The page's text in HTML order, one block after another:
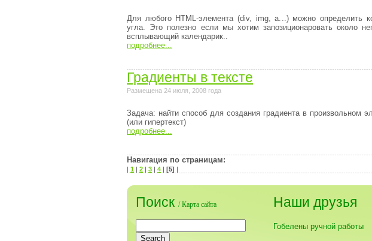
Для любого HTML-элемента (div, img, a...) можно определить
угла. Это полезно если мы хотим запозиционаровать около
всплывающий календарик..
подробнее...
Градиенты в тексте
Размещена 24 июля, 2008 года
Задача: найти способ для создания градиента в произвольном
(или гипертекст)
подробнее...
Навигация по страницам:
| 1 | 2 | 3 | 4 | [5] |
Поиск /Карта сайта Наши друзья
Гобелены ручной работы